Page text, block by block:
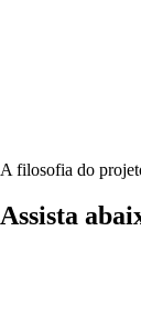
A filosofia do
Assista